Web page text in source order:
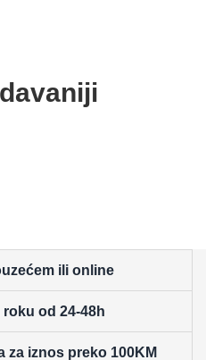
ili online
roku od 24-48h
za iznos preko 100KM